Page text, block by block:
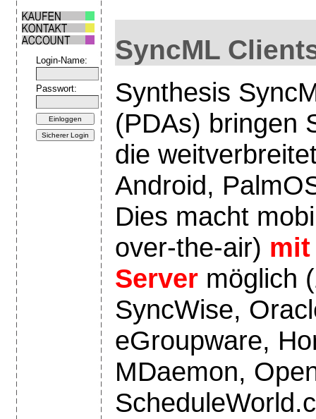
Login-Name:
Passwort:
SyncML
Synthesis
(PDAs) bringen
die
Android,
Dies macht
over-the-air) mit
Server möglich
SyncWise,
eGroupware,
MDaemon,